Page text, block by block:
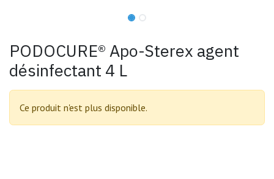
PODOCURE® Apo-Sterex agent
désinfectant 4 L
Ce produit n'est plus disponible.